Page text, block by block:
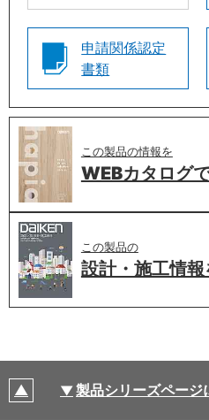
申請関係認定
書類
この製品の情報を
WEBカタログ
この製品の
設計・施工情報
製品シリーズページ